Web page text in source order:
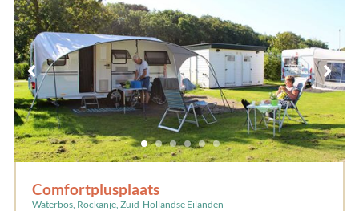
Comfortplusplaats
Waterbos, Rockanje, Zuid-Hollandse Eilanden